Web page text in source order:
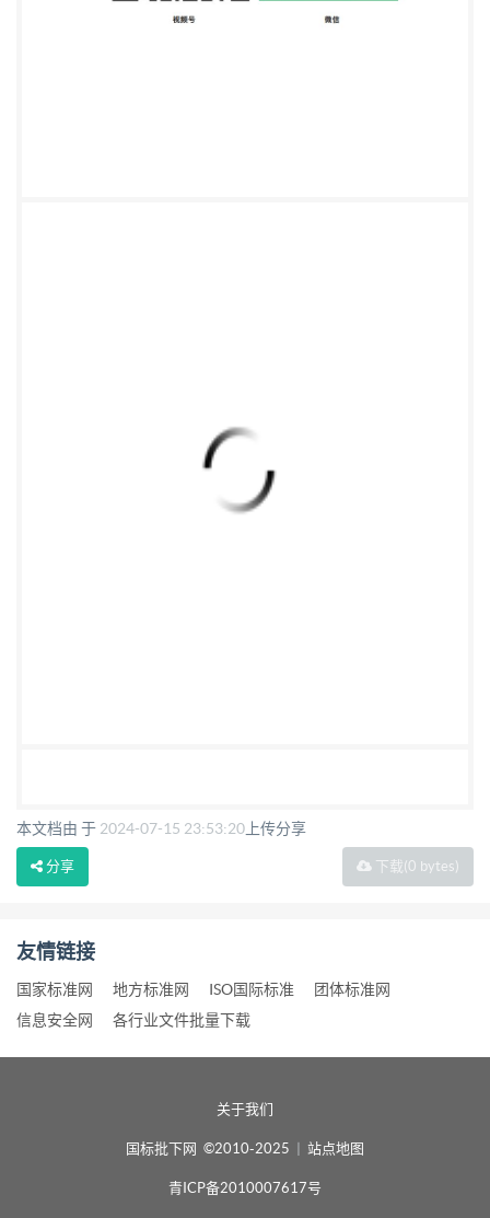
本文档由 于 2024-07-15 23:53:20 上传分享
下载(0 bytes)
分享
友情链接
国家标准网 地方标准网 ISO国际标准
团体标准网
信息安全网
各行业文件批量下载
关于我们
国标批下网 ©2010-2025 站点地图
青ICP备2010007617号